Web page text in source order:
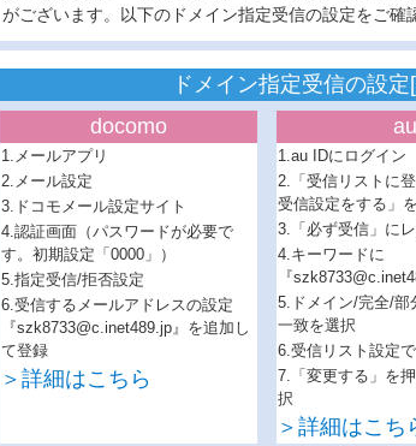
がございます。以下のドメイン指定受信の設定をご確
ドメイン指定受信の設
docomo
1.メールアプリ
2.メール設定
3.ドコモメール設定サイト
4.認証画面（パスワードが必要で
す。初期設定「0000」）
5.指定受信/拒否設定
6.受信するメールアドレスの設定
『szk8733@c.inet489.jp』を追加し
て登録
＞詳細はこちら
au
1.au IDにログイン
2.「受信リストに
受信設定をする」
3.「必ず受信」に
4.キーワードに
『
5.ドメイン/完全/部
一致を選択
6.受信リスト設定
7.「変更する」を
択
＞詳細はこち